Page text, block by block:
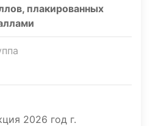
плакированных
2026 год г.